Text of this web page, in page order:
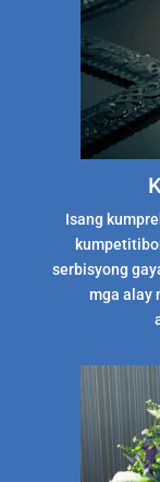
Isang
serbisyong
mga alay